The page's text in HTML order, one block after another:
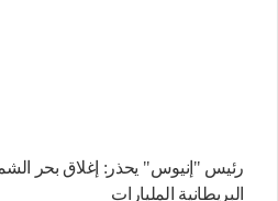
رئيس "إنيوس" يحذر: إغلاق بحر
البريطانية المليارات